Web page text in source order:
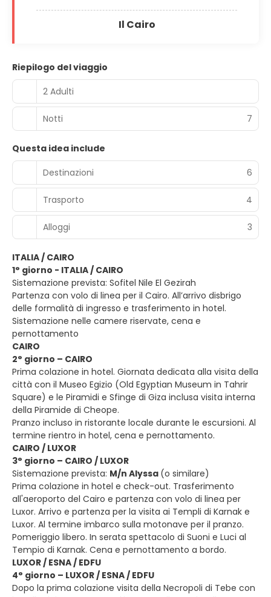
Il Cairo
Riepilogo del viaggio
2 Adulti
Notti 7
Questa idea include
Destinazioni
6
Trasporto 4
Alloggi 3
ITALIA / CAIRO
1° giorno - ITALIA / CAIRO
Sistemazione prevista: Sofitel Nile El Gezirah
Partenza con volo di linea per il Cairo. All’arrivo disbrigo
delle formalità di ingresso e trasferimento in hotel.
Sistemazione nelle camere riservate, cena e
pernottamento
CAIRO
2° giorno – CAIRO
Prima colazione in hotel. Giornata dedicata alla visita della
città con il Museo Egizio (Old Egyptian Museum in Tahrir
Square) e le Piramidi e Sfinge di Giza inclusa visita interna
della Piramide di Cheope.
Pranzo incluso in ristorante locale durante le escursioni. Al
termine rientro in hotel, cena e pernottamento.
CAIRO / LUXOR
3° giorno – CAIRO / LUXOR
Sistemazione prevista: M/n Alyssa (o similare)
Prima colazione in hotel e check-out. Trasferimento
all'aeroporto del Cairo e partenza con volo di linea per
Luxor. Arrivo e partenza per la visita ai Templi di Karnak e
Luxor. Al termine imbarco sulla motonave per il pranzo.
Pomeriggio libero. In serata spettacolo di Suoni e Luci al
Tempio di Karnak. Cena e pernottamento a bordo.
LUXOR / ESNA / EDFU
4° giorno – LUXOR / ESNA / EDFU
Dopo la prima colazione visita della Necropoli di Tebe con